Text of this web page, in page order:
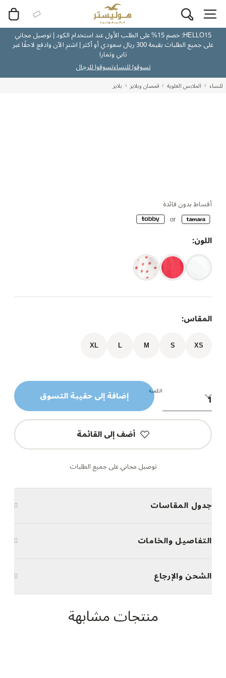
HELLO15: خصم 15% على الطلب الأول عند استخدام الكود | توصيل مجاني
على جميع الطلبات بقيمة 300 ريال سعودي أو أكثر | اشترِ الآن وادفع لاحقًا عبر
تابي وتمارا
تسوقوا للنساءتسوقوا للرجال
للنساء الملابس العلوية قمصان وبلايز بلايز
أقساط بدون فائدة
اللون:
المقاس:
XS
S
M
L
XL
الكمية إضافة إلى حقيبة التسوق
أضف إلى القائمة
توصيل مجاني على جميع الطلبات
جدول المقاسات
التفاصيل والخامات
الشحن والإرجاع
منتجات مشابهة